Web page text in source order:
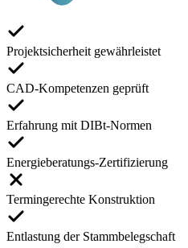
Projektsicherheit gewährleistet
CAD-Kompetenzen geprüft
Erfahrung mit DIBt-Normen
Energieberatungs-Zertifizierung
Termingerechte Konstruktion
Entlastung der Stammbelegschaft